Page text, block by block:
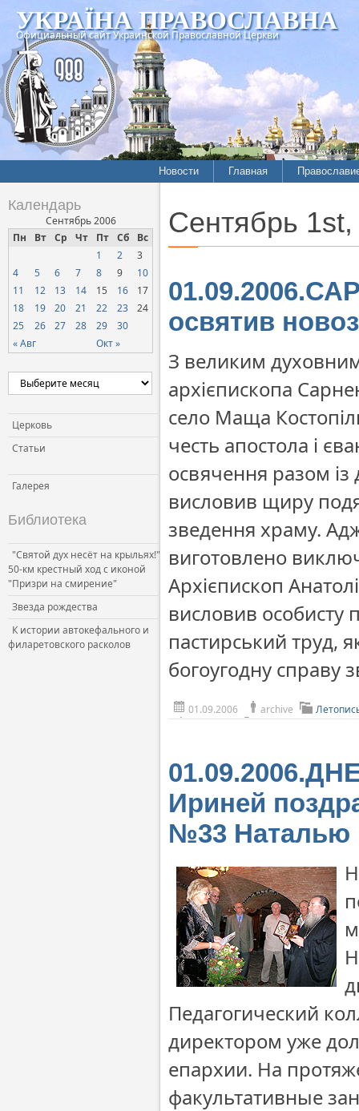
УКРАЇНА ПРАВОСЛАВНА
Официальный сайт Украинской Православной Церкви
Новости
Межконфессиональные
отношения
Официальная хроника
Расколы, ереси, секты
СЛУЖЕНИЕ
Церковь и общество
Церковь и СМИ
Главная
История
Календарь
Сентябрь 2006
Пн
Вт Ср Чт Пт Сб Вс
« Авг Окт »
1 2
3
4
5 6 7 8 9
10
11
12 13 14 15 16
17
18
19 20 21 22 23
24
25
26 27 28 29 30
Церковь
Статьи
Галерея
Библиотека
"Святой дух несёт на крыльях!"
50-км крестный ход с иконой
"Призри на смирение"
Звезда рождества
К истории автокефального и
филаретовского расколов
Сентябрь
освятив
З великим
архієпископа
село Маща
честь апостола і
освячення разом із
висловив щиру
зведення храму.
виготовлено
Архієпископ
висловив особисту
пастирський труд,
богоугодну справу
01.09.2006 archive
Ириней
№33 Наталью
Педагогический
директором уже
епархии. На
факультативные